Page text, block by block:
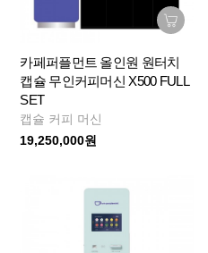
카페퍼플먼트 올인원 원터치
캡슐 무인커피머신 X500 FULL
SET
캡슐 커피 머신
19,250,000원